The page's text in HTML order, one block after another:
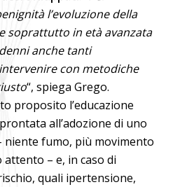
l’evoluzione della
soprattutto in età avanzata
anche tanti
con metodiche
“, spiega Grego.
proposito l’educazione
all’adozione di uno
niente fumo, più movimento
– e, in caso di
quali ipertensione,